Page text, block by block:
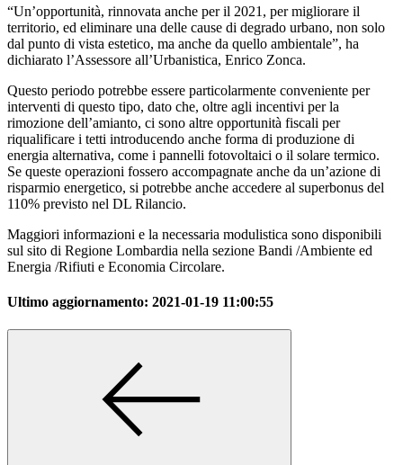
“Un’opportunità, rinnovata anche per il 2021, per migliorare il
territorio, ed eliminare una delle cause di degrado urbano, non solo
dal punto di vista estetico, ma anche da quello ambientale”, ha
dichiarato l’Assessore all’Urbanistica, Enrico Zonca.
Questo periodo potrebbe essere particolarmente conveniente per
interventi di questo tipo, dato che, oltre agli incentivi per la
rimozione dell’amianto, ci sono altre opportunità fiscali per
riqualificare i tetti introducendo anche forma di produzione di
energia alternativa, come i pannelli fotovoltaici o il solare termico.
Se queste operazioni fossero accompagnate anche da un’azione di
risparmio energetico, si potrebbe anche accedere al superbonus del
110% previsto nel DL Rilancio.
Maggiori informazioni e la necessaria modulistica sono disponibili
sul sito di Regione Lombardia nella sezione Bandi /Ambiente ed
Energia /Rifiuti e Economia Circolare.
Ultimo aggiornamento: 2021-01-19 11:00:55